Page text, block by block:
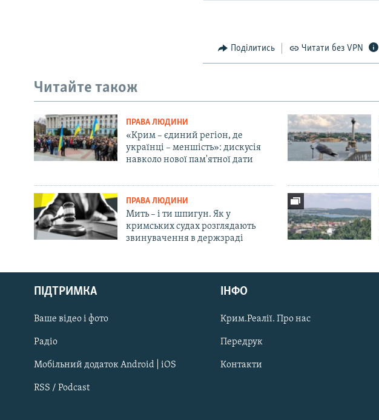
Русский
Qırımtatar
ДОЛУЧАЙСЯ!
Поділитись Читати без VPN
Читайте також
ПРАВА ЛЮДИНИ
«Крим – єдиний регіон, де
українці – меншість»: дискусія
навколо нової пам'ятної дати
ПРАВА ЛЮДИНИ
Мить – і ти шпигун. Як у
кримських судах розглядають
звинувачення в держзраді
ПІДТРИМКА
Ваше відео і фото
Радіо
Мобільний додаток Android | iOS
RSS / Podcast
ІНФО
Крим.Реалії. Про нас
Передрук
Контакти